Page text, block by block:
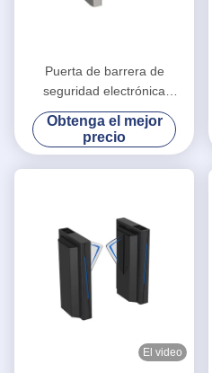
Puerta de barrera de
seguridad electrónica
automática con colgajo para
estadios escolares ES2216
Obtenga el mejor
precio
El video